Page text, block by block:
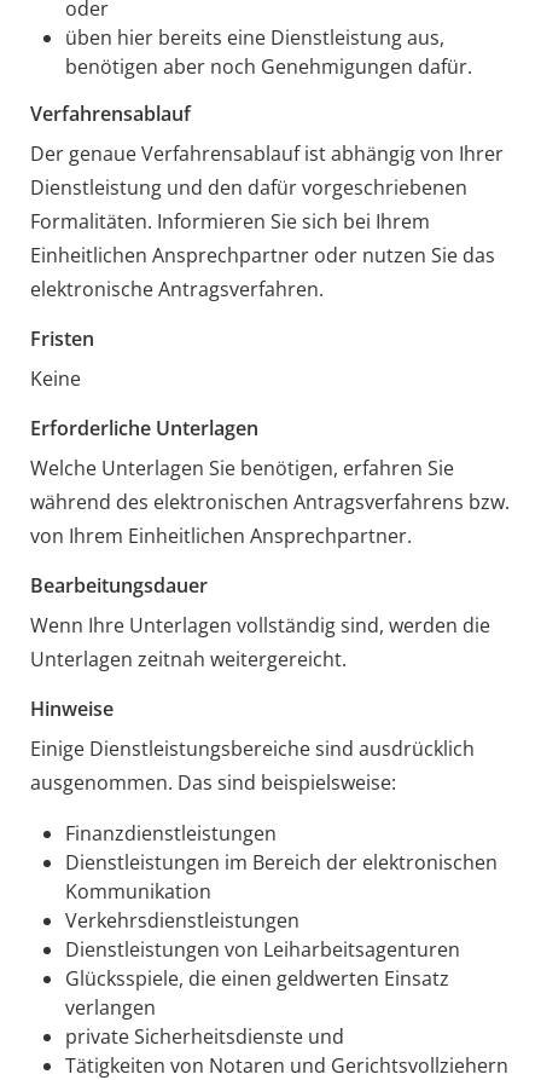
oder
üben hier bereits eine Dienstleistung aus,
benötigen aber noch Genehmigungen dafür.
Verfahrensablauf
Der genaue Verfahrensablauf ist abhängig von Ihrer
Dienstleistung und den dafür vorgeschriebenen
Formalitäten. Informieren Sie sich bei Ihrem
Einheitlichen Ansprechpartner oder nutzen Sie das
elektronische Antragsverfahren.
Fristen
Keine
Erforderliche Unterlagen
Welche Unterlagen Sie benötigen, erfahren Sie
während des elektronischen Antragsverfahrens bzw.
von Ihrem Einheitlichen Ansprechpartner.
Bearbeitungsdauer
Wenn Ihre Unterlagen vollständig sind, werden die
Unterlagen zeitnah weitergereicht.
Hinweise
Einige Dienstleistungsbereiche sind ausdrücklich
ausgenommen. Das sind beispielsweise:
Finanzdienstleistungen
Dienstleistungen im Bereich der elektronischen
Kommunikation
Verkehrsdienstleistungen
Dienstleistungen von Leiharbeitsagenturen
Glücksspiele, die einen geldwerten Einsatz
verlangen
private Sicherheitsdienste und
Tätigkeiten von Notaren und Gerichtsvollziehern